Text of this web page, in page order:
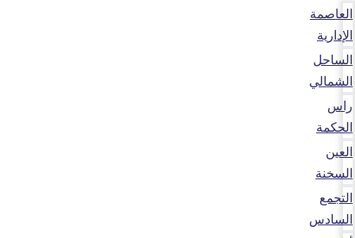
العاصمة
الإدارية
الساحل
الشمالي
راس
الحكمة
العين
السخنة
التجمع
السادس